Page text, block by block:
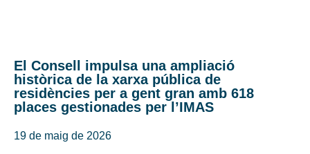
El Consell impulsa una ampliació
històrica de la xarxa pública de
residències per a gent gran amb 618
places gestionades per l’IMAS
19 de maig de 2026